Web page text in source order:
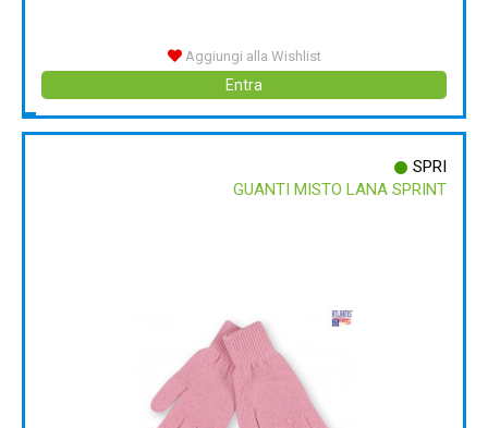
Aggiungi alla Wishlist
Entra
SPRI
GUANTI MISTO LANA SPRINT